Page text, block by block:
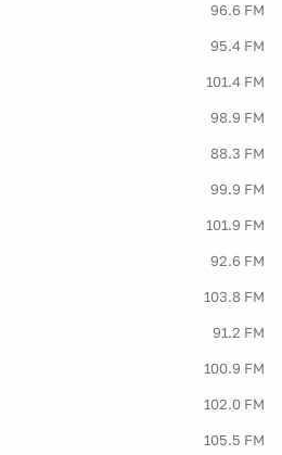
96.6 FM
95.4 FM
101.4 FM
98.9 FM
88.3 FM
99.9 FM
101.9 FM
92.6 FM
103.8 FM
91.2 FM
100.9 FM
102.0 FM
105.5 FM